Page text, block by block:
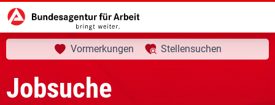
Startseite Jobsuche aktuelle Seite:
Ihre Suche
Vormerkungen Stellensuchen
Jobsuche